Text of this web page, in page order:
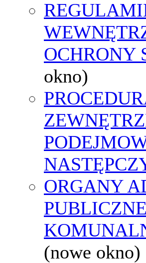
OCHRONY
okno)
ORGANY
(nowe okno)